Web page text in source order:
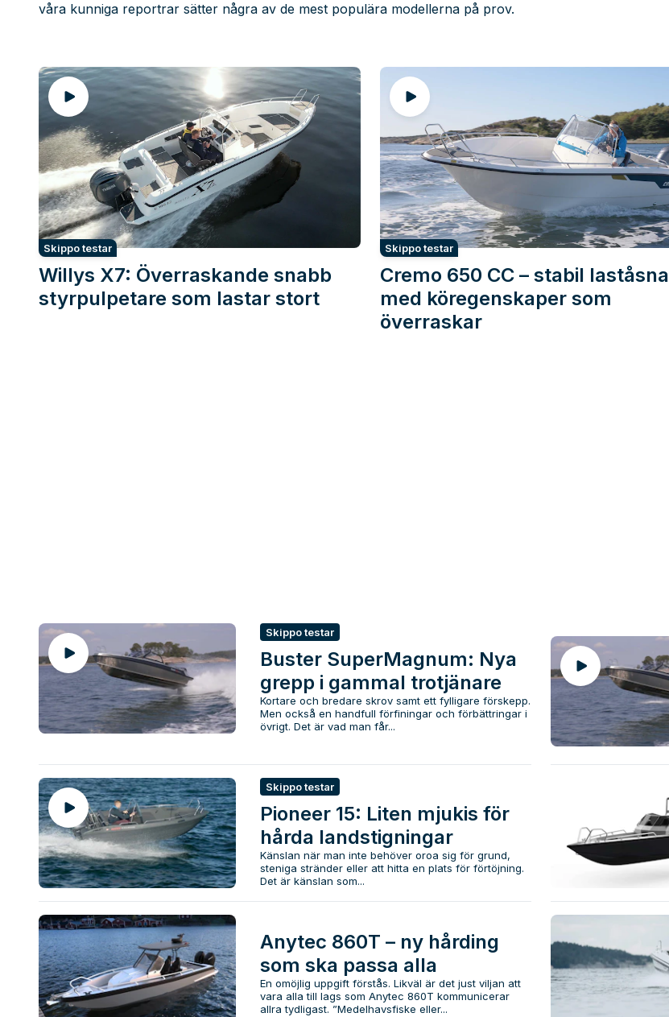
våra kunniga reportrar sätter några av de mest populära modellerna på prov.
Skippo testar
Willys X7: Överraskande snabb
styrpulpetare som lastar stort
Skippo testar
Cremo 650 CC – stabil laståsna
med köregenskaper som
överraskar
Skippo testar
Buster SuperMagnum: Nya
grepp i gammal trotjänare
Kortare och bredare skrov samt ett fylligare förskepp.
Men också en handfull förfiningar och förbättringar i
övrigt. Det är vad man får...
Skippo testar
Pioneer 15: Liten mjukis för
hårda landstigningar
Känslan när man inte behöver oroa sig för grund,
steniga stränder eller att hitta en plats för förtöjning.
Det är känslan som...
Anytec 860T – ny hårding
som ska passa alla
En omöjlig uppgift förstås. Likväl är det just viljan att
vara alla till lags som Anytec 860T kommunicerar
allra tydligast. ”Medelhavsfiske eller...